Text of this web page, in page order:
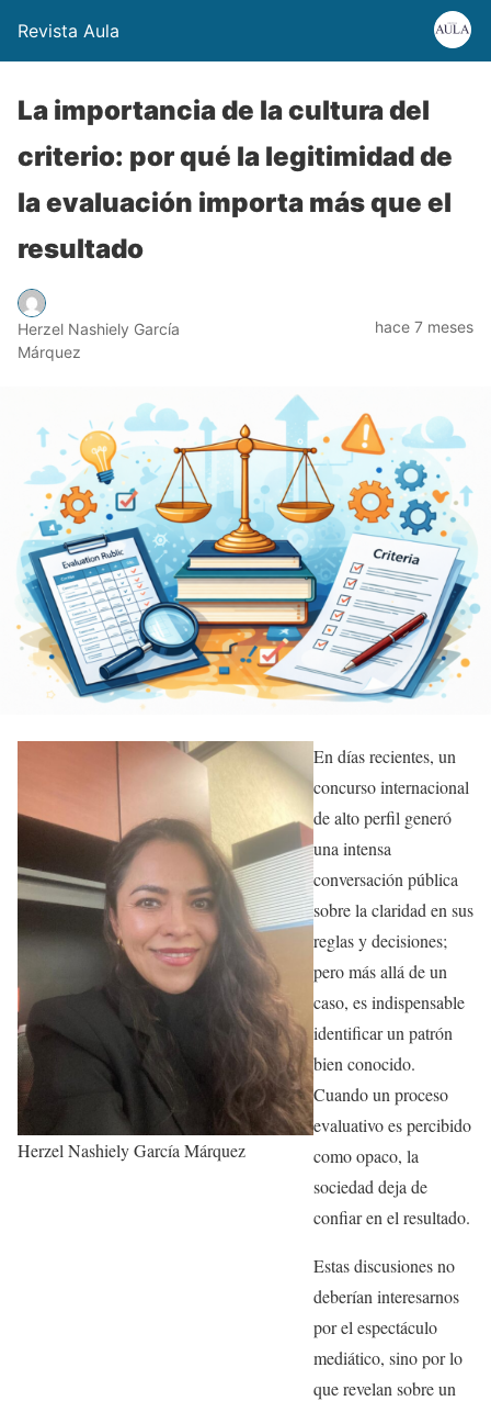
Revista Aula
La importancia de la cultura del
criterio: por qué la legitimidad de
la evaluación importa más que el
resultado
Herzel Nashiely García
Márquez
hace 7 meses
Herzel Nashiely García Márquez
En días recientes, un
concurso internacional
de alto perfil generó
una intensa
conversación pública
sobre la claridad en sus
reglas y decisiones;
pero más allá de un
caso, es indispensable
identificar un patrón
bien conocido.
Cuando un proceso
evaluativo es percibido
como opaco, la
sociedad deja de
confiar en el resultado.
Estas discusiones no
deberían interesarnos
por el espectáculo
mediático, sino por lo
que revelan sobre un